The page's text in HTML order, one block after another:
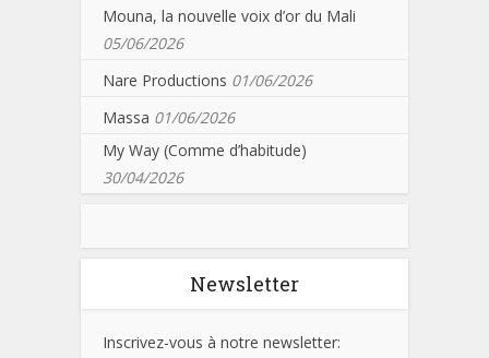
Mouna, la nouvelle voix d’or du Mali
05/06/2026
Nare Productions 01/06/2026
Massa 01/06/2026
My Way (Comme d’habitude)
30/04/2026
Newsletter
Inscrivez-vous à notre newsletter: